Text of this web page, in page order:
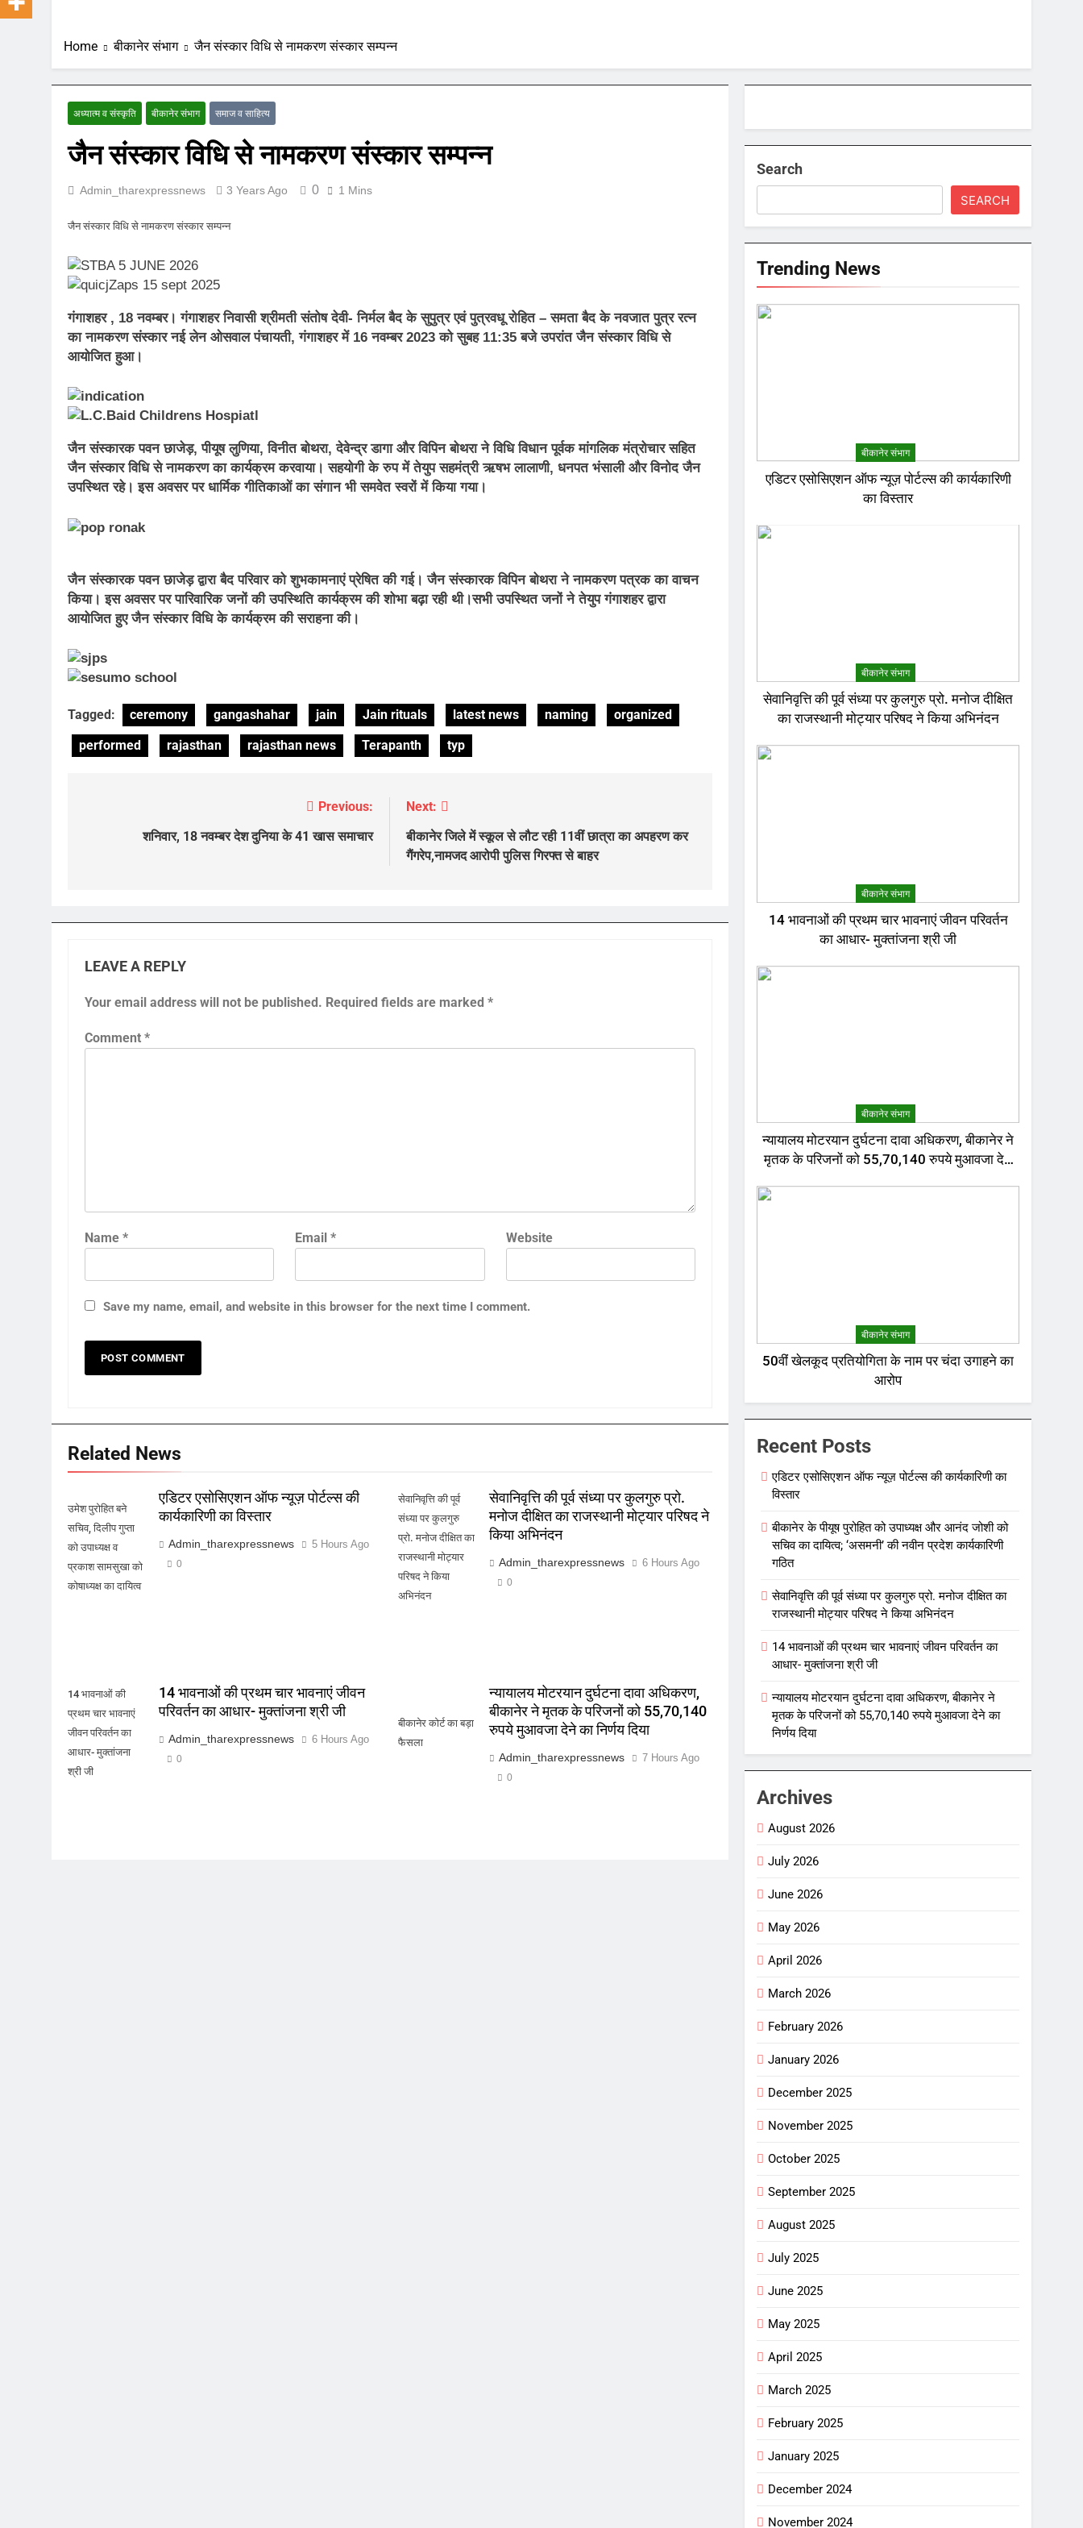
Home बीकानेर संभाग जैन संस्कार विधि से नामकरण संस्कार सम्पन्न
अध्यात्म व संस्कृति बीकानेर संभाग समाज व साहित्य
जैन संस्कार विधि से नामकरण संस्कार सम्पन्न
Admin_tharexpressnews 3 Years Ago 0 1 Mins
जैन संस्कार विधि से नामकरण संस्कार सम्पन्न
गंगाशहर , 18 नवम्बर। गंगाशहर निवासी श्रीमती संतोष देवी- निर्मल बैद के सुपुत्र एवं पुत्रवधू रोहित – समता बैद के नवजात पुत्र रत्न
का नामकरण संस्कार नई लेन ओसवाल पंचायती, गंगाशहर में 16 नवम्बर 2023 को सुबह 11:35 बजे उपरांत जैन संस्कार विधि से
आयोजित हुआ।
जैन संस्कारक पवन छाजेड़, पीयूष लुणिया, विनीत बोथरा, देवेन्द्र डागा और विपिन बोथरा ने विधि विधान पूर्वक मांगलिक मंत्रोचार सहित
जैन संस्कार विधि से नामकरण का कार्यक्रम करवाया। सहयोगी के रुप में तेयुप सहमंत्री ऋषभ लालाणी, धनपत भंसाली और विनोद जैन
उपस्थित रहे। इस अवसर पर धार्मिक गीतिकाओं का संगान भी समवेत स्वरों में किया गया।
जैन संस्कारक पवन छाजेड़ द्वारा बैद परिवार को शुभकामनाएं प्रेषित की गई। जैन संस्कारक विपिन बोथरा ने नामकरण पत्रक का वाचन
किया। इस अवसर पर पारिवारिक जनों की उपस्थिति कार्यक्रम की शोभा बढ़ा रही थी।सभी उपस्थित जनों ने तेयुप गंगाशहर द्वारा
आयोजित हुए जैन संस्कार विधि के कार्यक्रम की सराहना की।
Tagged: ceremony gangashahar jain Jain rituals latest news naming
organized
performed
rajasthan rajasthan news Terapanth typ
navigation
Previous:
शनिवार, 18 नवम्बर देश दुनिया के 41 खास समाचार
Next:
बीकानेर जिले में स्कूल से लौट रही 11वीं छात्रा का अपहरण कर
गैंगरेप,नामजद आरोपी पुलिस गिरफ्त से बाहर
LEAVE A REPLY
Your email address will not be published. Required fields are marked *
Comment *
Name * Email* Website
Save my name, email, and website in this browser for the next time I comment.
Related News
उमेश पुरोहित बने
सचिव, दिलीप गुप्ता
को उपाध्यक्ष व
प्रकाश सामसुखा को
कोषाध्यक्ष का दायित्व
एडिटर एसोसिएशन ऑफ न्यूज़ पोर्टल्स की
कार्यकारिणी का विस्तार
Admin_tharexpressnews 5 Hours Ago
0
सेवानिवृत्ति की पूर्व
संध्या पर कुलगुरु
प्रो. मनोज दीक्षित का
राजस्थानी मोट्यार
परिषद ने किया
अभिनंदन
सेवानिवृत्ति की पूर्व संध्या पर कुलगुरु प्रो.
मनोज दीक्षित का राजस्थानी मोट्यार परिषद ने
किया अभिनंदन
Admin_tharexpressnews 6 Hours Ago
0
14 भावनाओं की
प्रथम चार भावनाएं
जीवन परिवर्तन का
आधार- मुक्तांजना
श्री जी
14 भावनाओं की प्रथम चार भावनाएं जीवन
परिवर्तन का आधार- मुक्तांजना श्री जी
Admin_tharexpressnews 6 Hours Ago
0
बीकानेर कोर्ट का बड़ा
फैसला
न्यायालय मोटरयान दुर्घटना दावा अधिकरण,
बीकानेर ने मृतक के परिजनों को 55,70,140
रुपये मुआवजा देने का निर्णय दिया
Admin_tharexpressnews 7 Hours Ago
0
Search
SEARCH
Trending News
बीकानेर संभाग
एडिटर एसोसिएशन ऑफ न्यूज़ पोर्टल्स की कार्यकारिणी
का विस्तार
बीकानेर संभाग
सेवानिवृत्ति की पूर्व संध्या पर कुलगुरु प्रो. मनोज दीक्षित
का राजस्थानी मोट्यार परिषद ने किया अभिनंदन
बीकानेर संभाग
14 भावनाओं की प्रथम चार भावनाएं जीवन परिवर्तन
का आधार- मुक्तांजना श्री जी
बीकानेर संभाग
न्यायालय मोटरयान दुर्घटना दावा अधिकरण, बीकानेर ने
मृतक के परिजनों को 55,70,140 रुपये मुआवजा देने
बीकानेर संभाग
50वीं खेलकूद प्रतियोगिता के नाम पर चंदा उगाहने का
आरोप
Recent Posts
एडिटर एसोसिएशन ऑफ न्यूज़ पोर्टल्स की कार्यकारिणी का
विस्तार
बीकानेर के पीयूष पुरोहित को उपाध्यक्ष और आनंद जोशी को
सचिव का दायित्व; ‘असमनी’ की नवीन प्रदेश कार्यकारिणी
गठित
सेवानिवृत्ति की पूर्व संध्या पर कुलगुरु प्रो. मनोज दीक्षित का
राजस्थानी मोट्यार परिषद ने किया अभिनंदन
14 भावनाओं की प्रथम चार भावनाएं जीवन परिवर्तन का
आधार- मुक्तांजना श्री जी
न्यायालय मोटरयान दुर्घटना दावा अधिकरण, बीकानेर ने
मृतक के परिजनों को 55,70,140 रुपये मुआवजा देने का
निर्णय दिया
Archives
August 2026
July 2026
June 2026
May 2026
April 2026
March 2026
February 2026
January 2026
December 2025
November 2025
October 2025
September 2025
August 2025
July 2025
June 2025
May 2025
April 2025
March 2025
February 2025
January 2025
December 2024
November 2024